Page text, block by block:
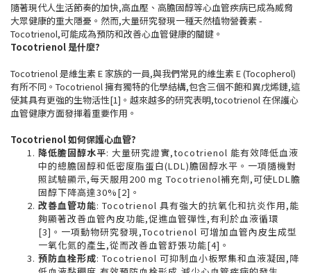
隨著現代人生活節奏的加快,高血壓、高膽固醇等心血管疾病已成為威脅
大眾健康的重大隱憂。然而,大量研究發現一種天然植物營養素 -
Tocotrienol,可能成為預防和改善心血管健康的關鍵。
Tocotrienol 是什麼?
Tocotrienol 是維生素 E 家族的一員,與我們常見的維生素 E (Tocopherol)
有所不同。Tocotrienol 擁有獨特的化學結構,包含三個不飽和異戊烯鏈,這
使其具有更強的生物活性[1]。越來越多的研究表明,tocotrienol 在保護心
血管健康方面發揮着重要作用。
Tocotrienol 如何保護心血管?
降低膽固醇水平: 大量研究證實,tocotrienol 能有效降低血液
中的總膽固醇和低密度脂蛋白(LDL)膽固醇水平。一項隨機對
照試驗顯示,每天服用200 mg Tocotrienol補充劑,可使LDL膽
固醇下降高達30%[2]。
改善血管功能: Tocotrienol 具有強大的抗氧化和抗炎作用,能
夠顯著改善血管內皮功能,促進血管彈性,有利於血液循環
[3]。一項動物研究發現,Tocotrienol 可增加血管內皮生成型
一氧化氮的產生,從而改善血管舒張功能[4]。
預防血栓形成: Tocotrienol 可抑制血小板聚集和血液凝固,降